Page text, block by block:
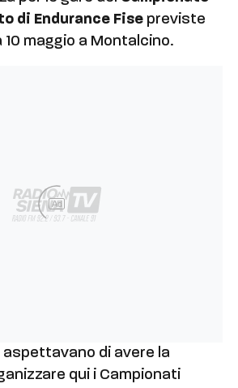
di Endurance Fise previste
maggio a Montalcino.
Ad
aspettavano di avere la
qui i Campionati